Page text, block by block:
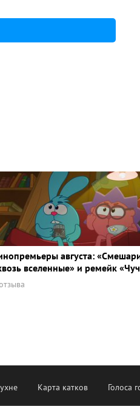
августа:
вселенные» и ремейк
Карта катков Голоса